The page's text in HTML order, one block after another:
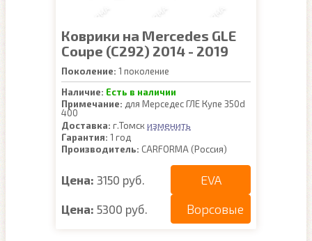
Коврики на Mercedes GLE
Coupe (C292) 2014 - 2019
Поколение: 1 поколение
Наличие: Есть в наличии
Примечание: для Мерседес ГЛЕ Купе 350d
400
Доставка: г.Томск изменить
Гарантия: 1 год
Производитель: CARFORMA (Россия)
Цена: 3150 руб. EVA
Цена: 5300 руб. Ворсовые